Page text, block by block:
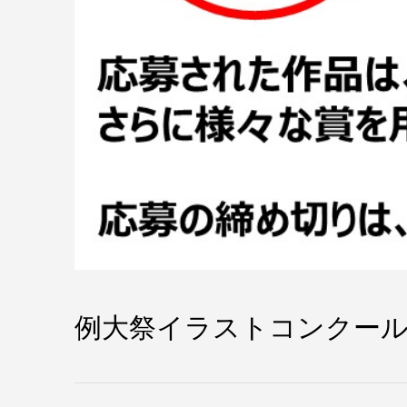
例大祭イラストコンクー